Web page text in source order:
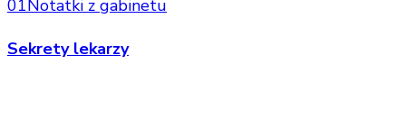
01Notatki z gabinetu
Sekrety lekarzy